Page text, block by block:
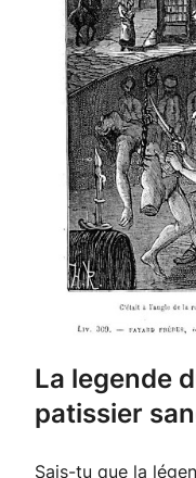
La legende
patissier
Sais-tu que la